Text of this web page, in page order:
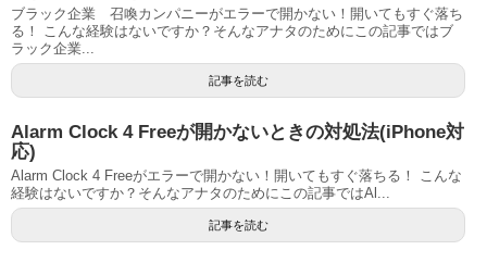
ブラック企業 召喚カンパニーがエラーで開かない！開いてもすぐ落ち
る！ こんな経験はないですか？そんなアナタのためにこの記事ではブ
ラック企業...
記事を読む
Alarm Clock 4 Freeが開かないときの対処法(iPhone対
応)
Alarm Clock 4 Freeがエラーで開かない！開いてもすぐ落ちる！ こんな
経験はないですか？そんなアナタのためにこの記事ではAl...
記事を読む